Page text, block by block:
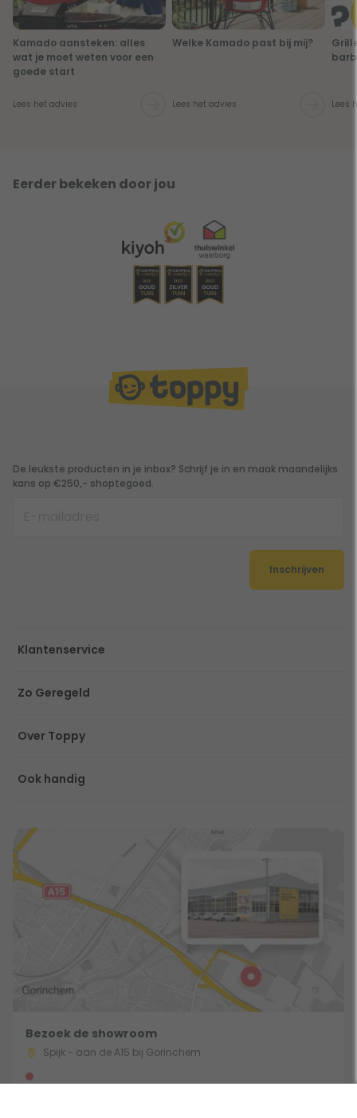
Kamado aansteken: alles
wat je moet weten voor een
goede start
Lees het advies
Welke Kamado past bij mij?
Lees het advies Lees
Eerder bekeken door jou
De leukste producten in je inbox? Schrijf je in en maak maandelijks
kans op €250,- shoptegoed.
Inschrijven
Klantenservice
Zo Geregeld
Over Toppy
Ook handig
Bezoek de showroom
Spijk - aan de A15 bij Gorinchem